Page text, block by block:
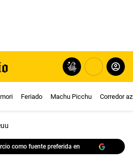
Feriado Machu Picchu Corredor
como fuente preferida en